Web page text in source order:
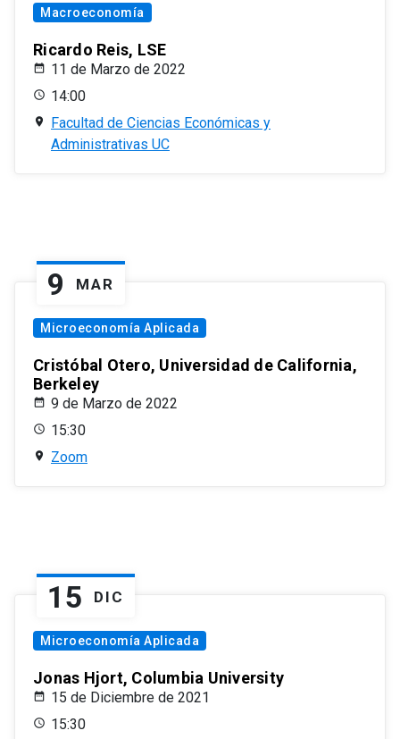
Macroeconomía
Ricardo Reis, LSE
11 de Marzo de 2022
14:00
Facultad de Ciencias Económicas y
Administrativas UC
9 MAR
Microeconomía Aplicada
Cristóbal Otero, Universidad de California,
Berkeley
9 de Marzo de 2022
15:30
Zoom
15 DIC
Microeconomía Aplicada
Jonas Hjort, Columbia University
15 de Diciembre de 2021
15:30